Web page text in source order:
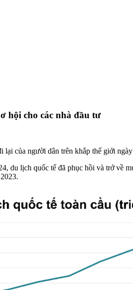
hội cho các nhà đầu tư
của người dân trên khắp thế giới
du lịch quốc tế đã phục hồi và trở về